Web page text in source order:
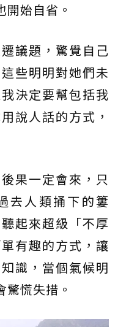
始自省。
議題，驚覺自己
些明明對她們未
決定要幫包括我
說人話的方式，
果一定會來，只
去人類捅下的簍
起來超級「不厚
有趣的方式，讓
識，當個氣候明
慌失措。